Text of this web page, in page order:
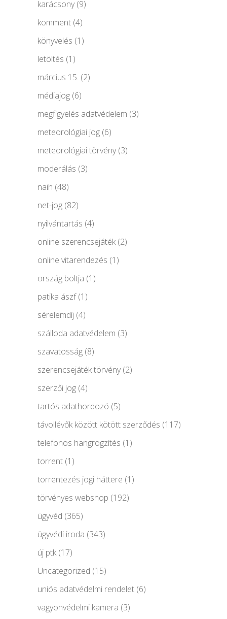
karácsony(9)
komment (4)
könyvelés (1)
letöltés (1)
március 15. (2)
médiajog (6)
megfigyelés adatvédelem (3)
meteorológiai jog (6)
meteorológiai törvény(3)
moderálás (3)
naih (48)
net-jog (82)
nyilvántartás (4)
online szerencsejáték(2)
online vitarendezés (1)
ország boltja (1)
patika ászf(1)
sérelemdíj (4)
szálloda adatvédelem (3)
szavatosság (8)
szerencsejáték törvény(2)
szerzői jog (4)
tartós adathordozó (5)
távollévők között kötött szerződés (117)
telefonos hangrögzítés (1)
torrent (1)
torrentezés jogi háttere (1)
törvényes webshop (192)
ügyvéd (365)
ügyvédi iroda (343)
új ptk(17)
Uncategorized (15)
uniós adatvédelmi rendelet (6)
vagyonvédelmi kamera (3)